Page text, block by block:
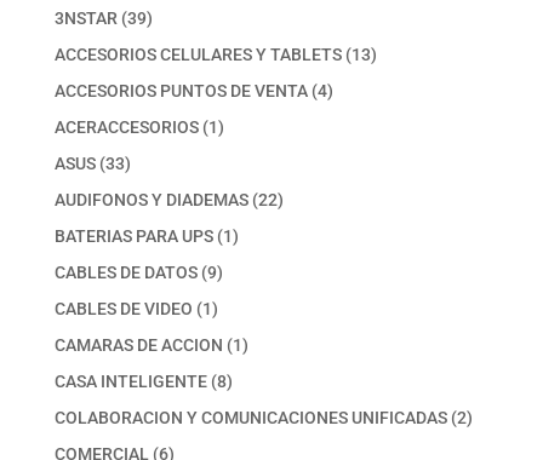
3NSTAR 3939
productos
ACCESORIOS CELULARES Y TABLETS 1313
ACCESORIOS PUNTOS DE VENTA 44
ACERACCESORIOS 11
ASUS 3333
productos
AUDIFONOS Y DIADEMAS 2222
BATERIAS PARA UPS 11
CABLES DE DATOS 99
productos
CABLES DE VIDEO 11
producto
CAMARAS DE ACCION 11
CASA INTELIGENTE 88
productos
COLABORACION Y COMUNICACIONES UNIFICADAS 22
COMERCIAL 66